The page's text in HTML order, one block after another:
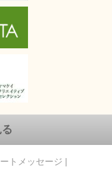
トメッセージ